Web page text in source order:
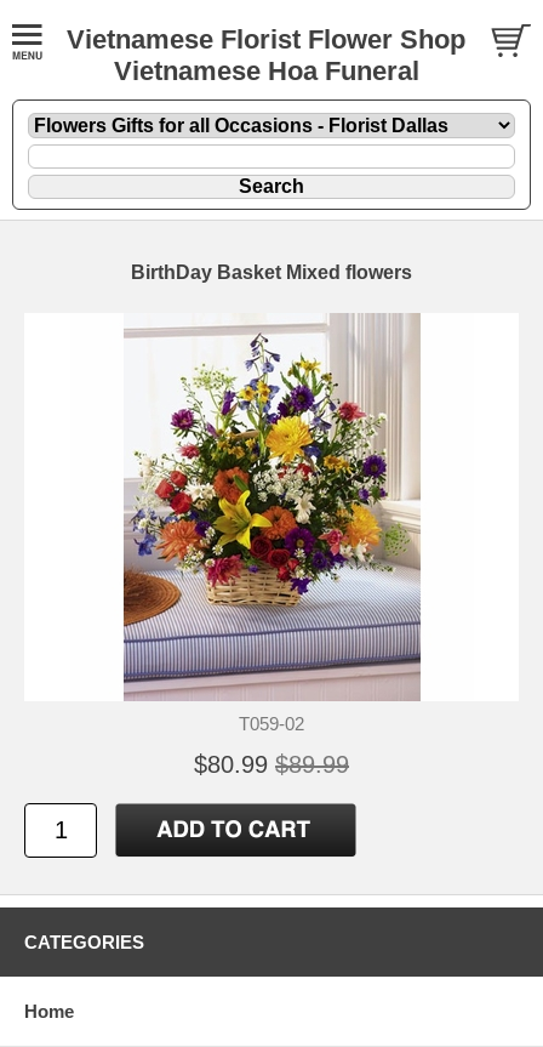
Vietnamese Florist Flower Shop
Vietnamese Hoa Funeral
BirthDay Basket Mixed flowers
T059-02
$80.99 $89.99
CATEGORIES
Home